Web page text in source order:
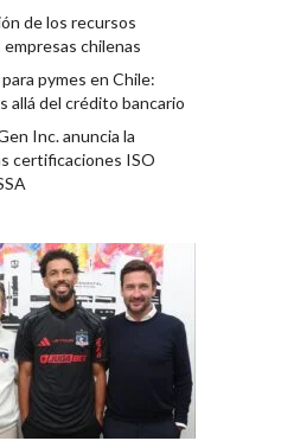
de los recursos
chilenas
pymes en Chile:
allá del crédito bancario
Inc. anuncia la
certificaciones ISO